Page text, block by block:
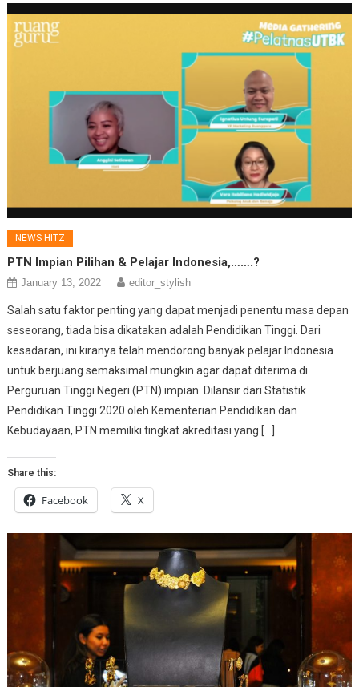
NEWS HITZ
PTN Impian Pilihan & Pelajar Indonesia,…….?
January 13, 2022 editor_stylish
Salah satu faktor penting yang dapat menjadi penentu masa depan
seseorang, tiada bisa dikatakan adalah Pendidikan Tinggi. Dari
kesadaran, ini kiranya telah mendorong banyak pelajar Indonesia
untuk berjuang semaksimal mungkin agar dapat diterima di
Perguruan Tinggi Negeri (PTN) impian. Dilansir dari Statistik
Pendidikan Tinggi 2020 oleh Kementerian Pendidikan dan
Kebudayaan, PTN memiliki tingkat akreditasi yang […]
Share this:
Facebook X